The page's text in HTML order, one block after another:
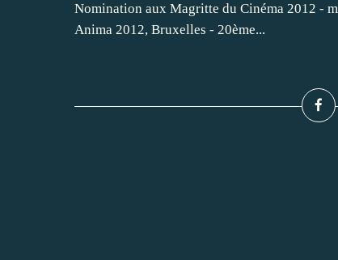
Nomination aux Magritte du Cinéma 2012 -
Anima 2012, Bruxelles - 20ème...